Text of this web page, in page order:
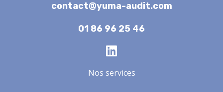
01 86 96 25 46
contact@yuma-audit.com
Nos services